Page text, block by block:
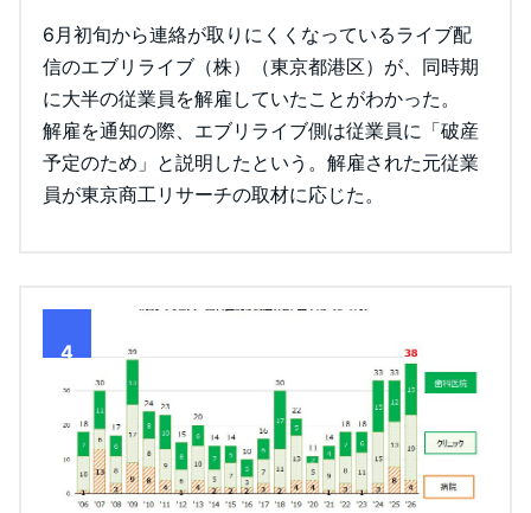
6月初旬から連絡が取りにくくなっているライブ配
信のエブリライブ（株）（東京都港区）が、同時期
に大半の従業員を解雇していたことがわかった。
解雇を通知の際、エブリライブ側は従業員に「破産
予定のため」と説明したという。解雇された元従業
員が東京商工リサーチの取材に応じた。
4